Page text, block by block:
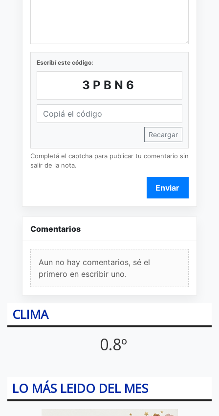
Escribí este código:
3PBN6
Recargar
Completá el captcha para publicar tu comentario sin
salir de la nota.
Enviar
Comentarios
Aun no hay comentarios, sé el
primero en escribir uno.
CLIMA
0.8º
LO MÁS LEIDO DEL MES